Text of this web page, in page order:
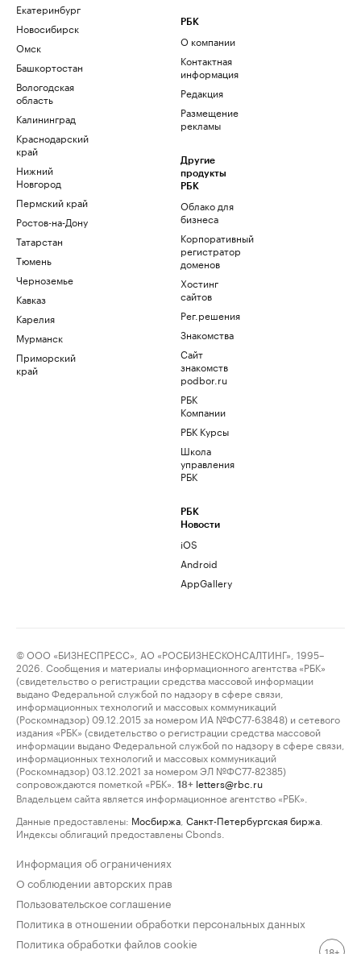
Екатеринбург
Новосибирск
Омск
Башкортостан
Вологодская
область
Калининград
Краснодарский
край
Нижний
Новгород
Пермский край
Ростов-на-Дону
Татарстан
Тюмень
Черноземье
Кавказ
Карелия
Мурманск
Приморский
край
РБК
О компании
Контактная
информация
Редакция
Размещение
рекламы
Другие
продукты
РБК
Облако для
бизнеса
Корпоративный
регистратор
доменов
Хостинг
сайтов
Рег.решения
Знакомства
Сайт
знакомств
podbor.ru
РБК
Компании
РБК Курсы
Школа
управления
РБК
РБК
Новости
iOS
Android
AppGallery
© ООО «БИЗНЕСПРЕСС», АО «РОСБИЗНЕСКОНСАЛТИНГ», 1995–
2026. Сообщения и материалы информационного агентства «РБК»
(свидетельство о регистрации средства массовой информации
выдано Федеральной службой по надзору в сфере связи,
информационных технологий и массовых коммуникаций
(Роскомнадзор) 09.12.2015 за номером ИА №ФС77-63848) и сетевого
издания «РБК» (свидетельство о регистрации средства массовой
информации выдано Федеральной службой по надзору в сфере связи,
информационных технологий и массовых коммуникаций
(Роскомнадзор) 03.12.2021 за номером ЭЛ №ФС77-82385)
сопровождаются пометкой «РБК».
18+ letters@rbc.ru
Владельцем сайта является информационное агентство «РБК».
Данные предоставлены: Мосбиржа Санкт-Петербургская биржа
Индексы облигаций предоставлены Cbonds.
Информация об ограничениях
О соблюдении авторских прав
Пользовательское соглашение
Политика в отношении обработки персональных данных
Политика обработки файлов cookie